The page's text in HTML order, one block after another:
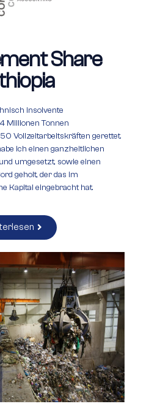
Share
insolvente
Millionen Tonnen
Vollzeitarbeitskräften gerettet.
ich einen ganzheitlichen
umgesetzt, sowie einen
geholt, der das im
Kapital eingebracht hat.